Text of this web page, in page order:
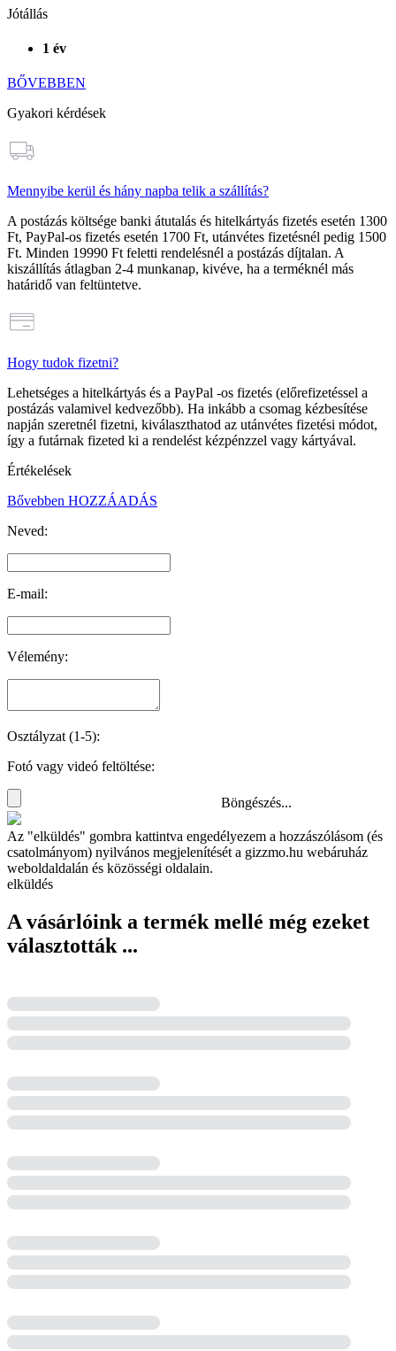
Jótállás
1 év
BŐVEBBEN
Gyakori kérdések
Mennyibe kerül és hány napba telik a szállítás?
A postázás költsége banki átutalás és hitelkártyás fizetés esetén 1300
Ft, PayPal-os fizetés esetén 1700 Ft, utánvétes fizetésnél pedig 1500
Ft. Minden 19990 Ft feletti rendelésnél a postázás díjtalan. A
kiszállítás átlagban 2-4 munkanap, kivéve, ha a terméknél más
határidő van feltüntetve.
Hogy tudok fizetni?
Lehetséges a hitelkártyás és a PayPal -os fizetés (előrefizetéssel a
postázás valamivel kedvezőbb). Ha inkább a csomag kézbesítése
napján szeretnél fizetni, kiválaszthatod az utánvétes fizetési módot,
így a futárnak fizeted ki a rendelést kézpénzzel vagy kártyával.
Értékelések
Bővebben HOZZÁADÁS
Neved:
E-mail:
Vélemény:
Osztályzat (1-5):
Fotó vagy videó feltöltése:
Böngészés...
Az "elküldés" gombra kattintva engedélyezem a hozzászólásom (és
csatolmányom) nyilvános megjelenítését a gizzmo.hu webáruház
weboldaldalán és közösségi oldalain.
elküldés
A vásárlóink a termék mellé még ezeket
választották ...